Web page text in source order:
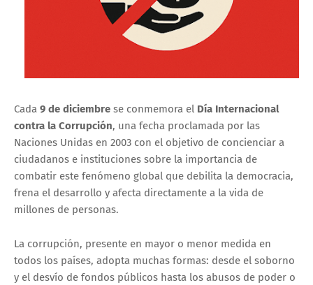
Cada 9 de diciembre se conmemora el Día Internacional
contra la Corrupción, una fecha proclamada por las
Naciones Unidas en 2003 con el objetivo de concienciar a
ciudadanos e instituciones sobre la importancia de
combatir este fenómeno global que debilita la democracia,
frena el desarrollo y afecta directamente a la vida de
millones de personas.
La corrupción, presente en mayor o menor medida en
todos los países, adopta muchas formas: desde el soborno
y el desvío de fondos públicos hasta los abusos de poder o